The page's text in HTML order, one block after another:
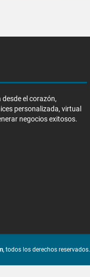
el corazón,
personalizada, virtual
negocios exitosos.
, todos los derechos reservados.